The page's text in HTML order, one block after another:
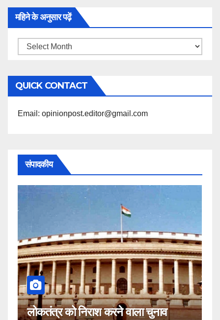
महिने के अनुसार पढ़ें
महिने
अनुसार
पढ़ें
QUICK CONTACT
Email: opinionpost.editor@gmail.com
संपादकीय
कहीं यह सीजेआई के खिलाफ साजिश तो
नहीं!